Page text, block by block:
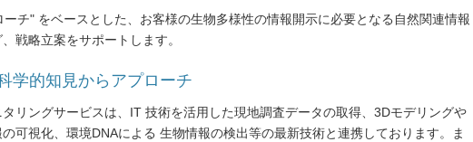
チ" をベースとした、お客様の生物多様性の情報開示に必要となる自然関連情報
戦略立案をサポートします。
学的知見からアプローチ
リングサービスは、IT 技術を活用した現地調査データの取得、3Dモデリングや
可視化、環境DNAによる 生物情報の検出等の最新技術と連携しております。ま